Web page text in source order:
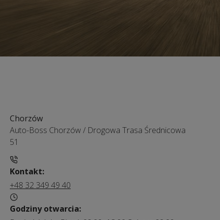
Chorzów
Auto-Boss Chorzów / Drogowa Trasa Średnicowa
51
Kontakt:
+48 32 349 49 40
Godziny otwarcia: